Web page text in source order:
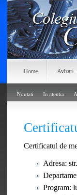
Home Avizari
Noutati In atentia
Certificatul de
Adresa:
Program: